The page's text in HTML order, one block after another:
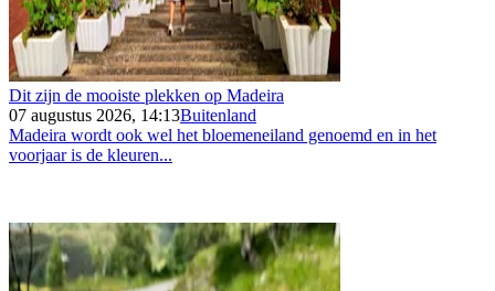
Dit zijn de mooiste plekken op Madeira
07 augustus 2026, 14:13Buitenland
Madeira wordt ook wel het bloemeneiland genoemd en in het
voorjaar is de kleuren...